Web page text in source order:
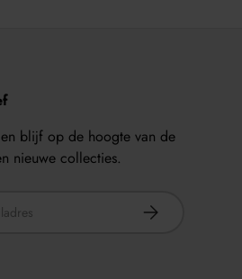
blijf op de hoogte van de
nieuwe collecties.
ABONNEER